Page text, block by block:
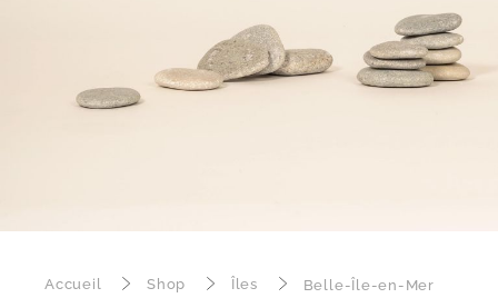
Accueil Shop Îles Belle-Île-en-Mer